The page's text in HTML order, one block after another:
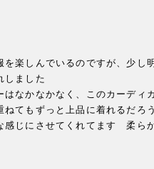
楽しんでいるのですが、少し
しました
なかなかなく、このカーディ
てもずっと上品に着れるだろ
じにさせてくれてます　柔ら